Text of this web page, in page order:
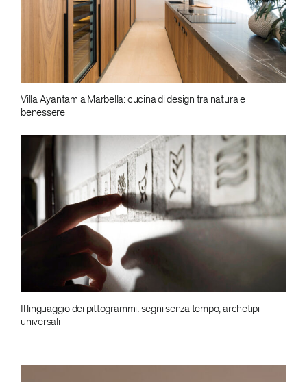
Villa Ayantam a Marbella: cucina di design tra natura e
benessere
Il linguaggio dei pittogrammi: segni senza tempo, archetipi
universali